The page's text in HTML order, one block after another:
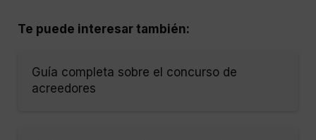
Te puede interesar también:
Guía completa sobre el concurso de
acreedores